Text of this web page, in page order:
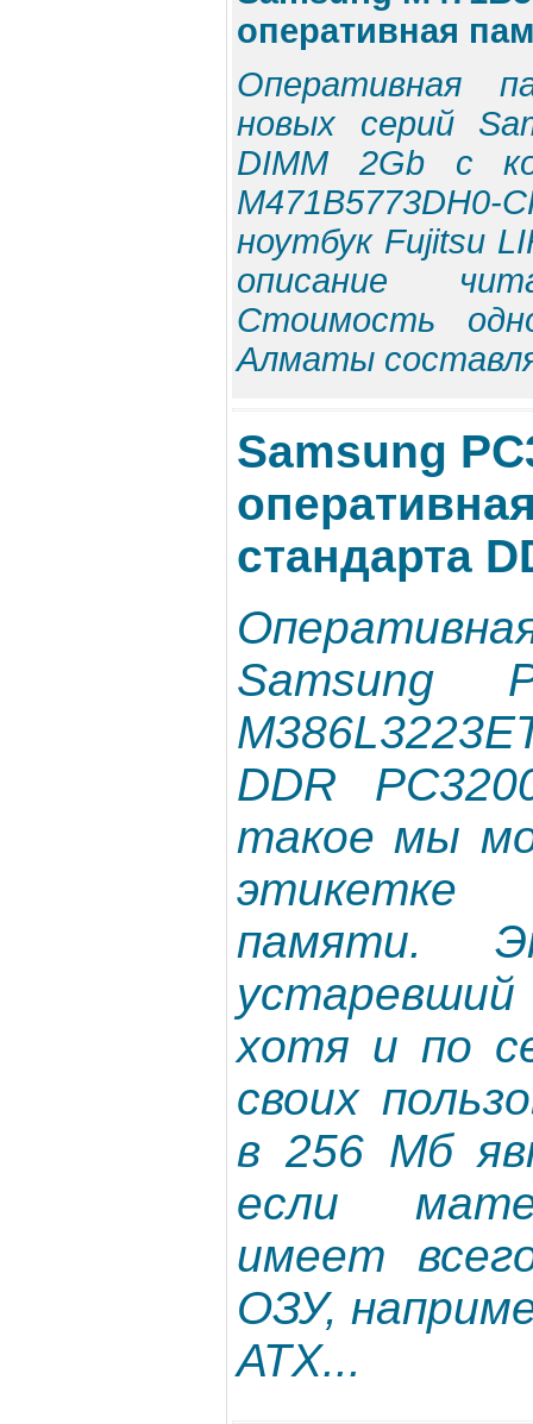
оперативная
Оперативная
новых серий
DIMM 2Gb с
M471B5773DH0-
ноутбук Fujitsu
описание
Стоимость
Алматы
Samsung
стандарта
Samsung
DDR
такое мы
памяти.
хотя и по
своих
в 256 Мб
если
имеет
ОЗУ,
АТХ...